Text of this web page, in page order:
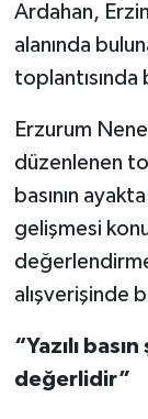
Ardahan,
alanında
Erzurum
düzenlenen
basının
gelişmesi
alışverişinde
“Yazılı
değerlidir”